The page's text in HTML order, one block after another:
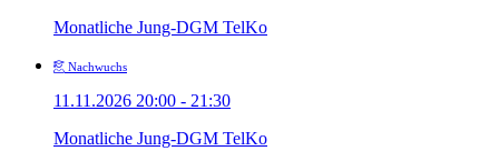
Monatliche Jung-DGM TelKo
Nachwuchs
11.11.2026 20:00 - 21:30
Monatliche Jung-DGM TelKo